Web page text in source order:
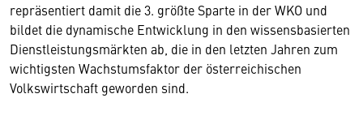
repräsentiert damit die 3. größte Sparte in der WKO und
bildet die dynamische Entwicklung in den wissensbasierten
Dienstleistungsmärkten ab, die in den letzten Jahren zum
wichtigsten Wachstumsfaktor der österreichischen
Volkswirtschaft geworden sind.